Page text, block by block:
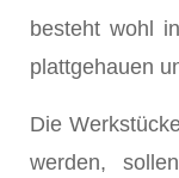
besteht wohl
plattgehauen
Die
werden,